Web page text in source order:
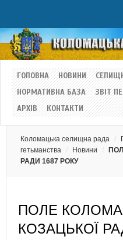
ГОЛОВНА НОВИНИ
НОРМАТИВНА БАЗА
ЗВІТ
АРХІВ
КОНТАКТИ
Коломацька селищна рада
гетьманства
Новини
РАДИ 1687 РОКУ
ПОЛЕ
КОЗАЦЬКОЇ